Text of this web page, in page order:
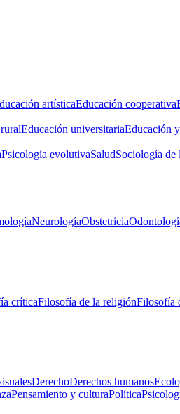
artísticaEducación cooperativa
Educación universitariaEducación
Psicología evolutivaSaludSociología de
NeurologíaObstetricia
críticaFilosofía de la religiónFilosofía
DerechoDerechos humanos
Pensamiento y culturaPolítica